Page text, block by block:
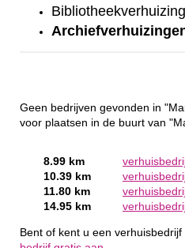
Geen bedrijven gevonden in
voor plaatsen in de buurt van
8.99 km
10.39 km
11.80 km
14.95 km
Bent of kent u een